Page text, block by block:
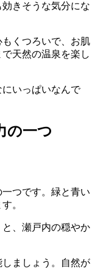
きそうな気分にな
くつろいで、お肌
天然の温泉を楽し
いっぱいなんで
の一つ
つです。緑と青い
。
、瀬戸内の穏やか
ましょう。自然が